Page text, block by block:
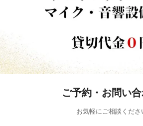
ご予約・お問い
お気軽にご相談くださ